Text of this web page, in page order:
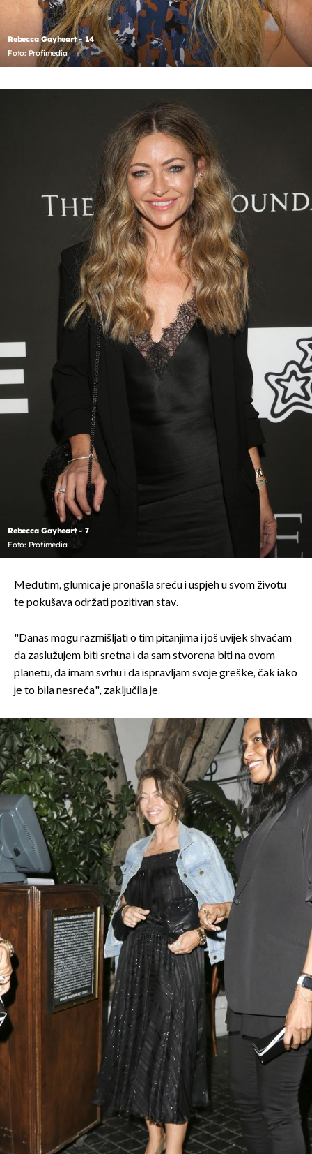
Rebecca Gayheart - 14
Foto: Profimedia
Rebecca Gayheart - 7
Foto: Profimedia
Međutim, glumica je pronašla sreću i uspjeh u svom životu
te pokušava održati pozitivan stav.
"Danas mogu razmišljati o tim pitanjima i još uvijek shvaćam
da zaslužujem biti sretna i da sam stvorena biti na ovom
planetu, da imam svrhu i da ispravljam svoje greške, čak iako
je to bila nesreća", zaključila je.